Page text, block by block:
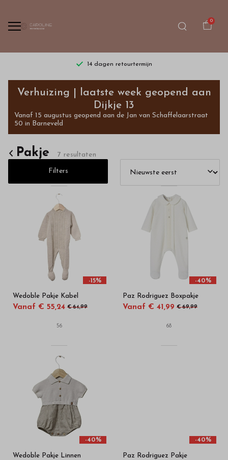
0
14 dagen retourtermijn
Pakje
Bestel
kinderkleding
kwaliteit
onze
webshop
Verhuizing | laatste week geopend aan
Dijkje 13
Vanaf 15 augustus geopend aan de Jan van Schaffelaarstraat
50 in Barneveld
Pakje 7 resultaten
Filters
-15%
Wedoble Pakje Kabel
Vanaf € 55,24 € 64,99
56
-40%
Paz Rodriguez Boxpakje
Vanaf € 41,99 € 69,99
68
-40%
Wedoble Pakje Linnen
-40%
Paz Rodriguez Pakje